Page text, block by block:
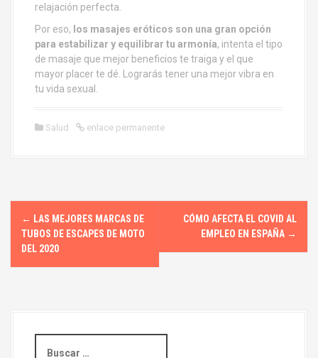
relajación perfecta.
Por eso, los masajes eróticos son una gran opción
para estabilizar y equilibrar tu armonía, intenta el tipo
de masaje que mejor beneficios te traiga y el que
mayor placer te dé. Lograrás tener una mejor vibra en
tu vida sexual.
Salud enlace permanente
N
a
v
← LAS MEJORES MARCAS DE
TUBOS DE ESCAPES DE MOTO
DEL 2020
CÓMO AFECTA EL COVID AL
EMPLEO EN ESPAÑA →